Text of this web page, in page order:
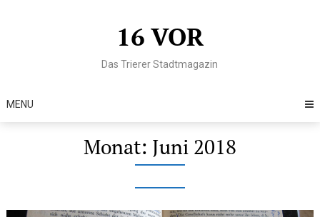
16 VOR
Das Trierer Stadtmagazin
MENU
Monat: Juni 2018